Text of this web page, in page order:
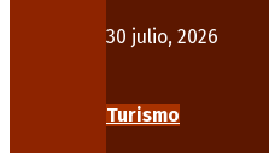
30 julio, 2026
Turismo